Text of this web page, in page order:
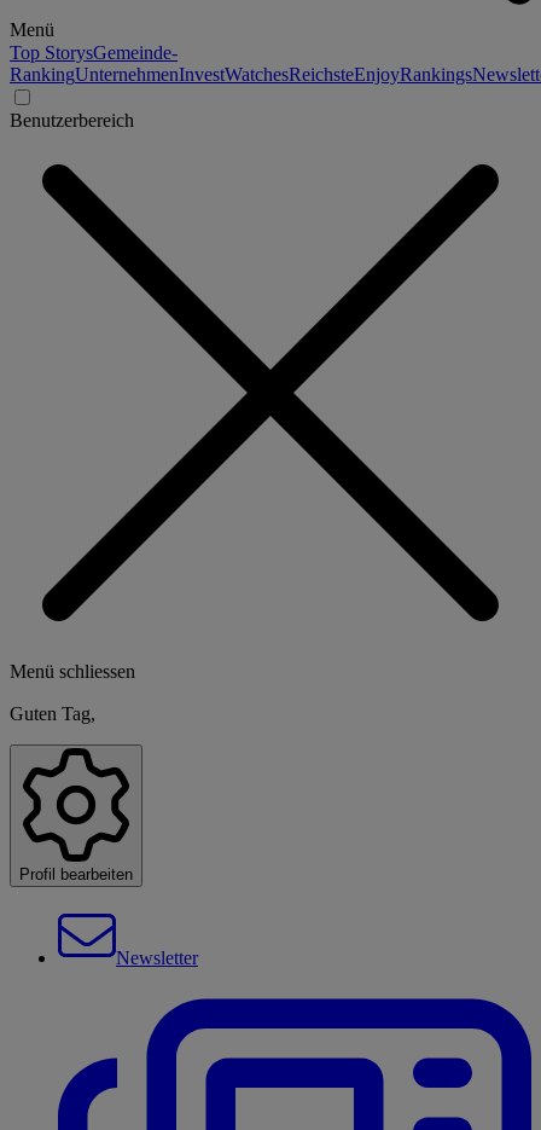
Menü
Top StorysGemeinde-
RankingUnternehmenInvestWatchesReichsteEnjoyRankings
Benutzerbereich
Menü schliessen
Guten Tag,
Profil bearbeiten
Newsletter